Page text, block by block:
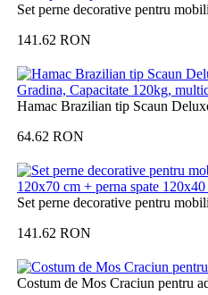
Set perne decorative pentru
141.62 RON
Hamac Brazilian tip Scaun
64.62 RON
Set perne decorative pentru
141.62 RON
Costum de Mos Craciun pentru